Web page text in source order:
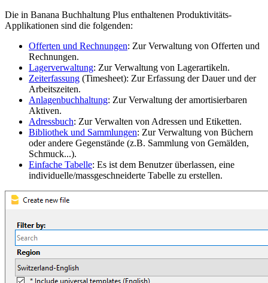
Die in Banana Buchhaltung Plus enthaltenen Produktivitäts-
Applikationen sind die folgenden:
Offerten und Rechnungen: Zur Verwaltung von Offerten und
Rechnungen.
Lagerverwaltung: Zur Verwaltung von Lagerartikeln.
Zeiterfassung (Timesheet): Zur Erfassung der Dauer und der
Arbeitszeiten.
Anlagenbuchhaltung: Zur Verwaltung der amortisierbaren
Aktiven.
Adressbuch: Zur Verwalten von Adressen und Etiketten.
Bibliothek und Sammlungen: Zur Verwaltung von Büchern
oder andere Gegenstände (z.B. Sammlung von Gemälden,
Schmuck...).
Einfache Tabelle: Es ist dem Benutzer überlassen, eine
individuelle/massgeschneiderte Tabelle zu erstellen.